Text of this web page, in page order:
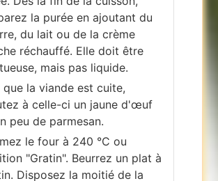
la purée en ajoutant du
du lait ou de la crème
réchauffé. Elle doit être
mais pas liquide.
que la viande est cuite,
à celle-ci un jaune d'œuf
peu de parmesan.
le four à 240 °C ou
"Gratin". Beurrez un plat à
Disposez la moitié de la